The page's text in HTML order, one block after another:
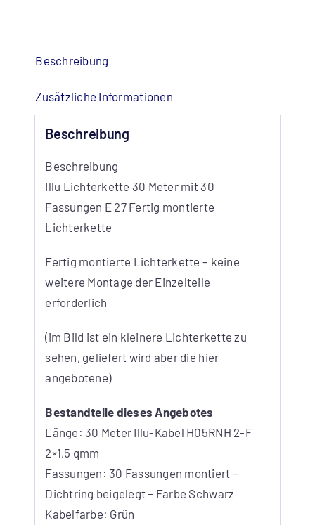
27
Fertig
montierte
Menge
Beschreibung
Zusätzliche Informationen
Beschreibung
Beschreibung
Illu Lichterkette 30 Meter mit 30
Fassungen E 27 Fertig montierte
Lichterkette
Fertig montierte Lichterkette – keine
weitere Montage der Einzelteile
erforderlich
(im Bild ist ein kleinere Lichterkette zu
sehen, geliefert wird aber die hier
angebotene)
Bestandteile dieses Angebotes
Länge: 30 Meter Illu-Kabel H05RNH 2-F
2×1,5 qmm
Fassungen: 30 Fassungen montiert –
Dichtring beigelegt – Farbe Schwarz
Kabelfarbe: Grün